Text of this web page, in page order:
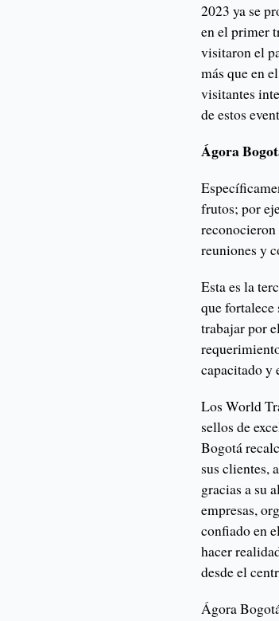
2023 ya se
en el primer
visitaron el
más que en
visitantes
de estos
Ágora
frutos; por
reuniones y
Esta es la
que
trabajar por
capacitado y
Los World
sellos de
Bogotá
sus clientes,
gracias a su
empresas,
confiado en
hacer
desde el
Ágora